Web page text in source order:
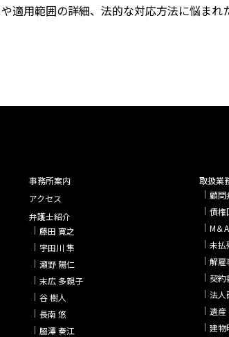
適用範囲の詳細、法的な対応方法に悩まれ
事務所案内
アクセス
弁護士紹介
藤田 寛之
宇田川 隼
瀬野 陽仁
末広 多親子
谷 樹人
長南 悠
𦚰澤 奏江
取扱業
顧問
債権
M＆
未払
解雇
契約
法人
遺産
建物